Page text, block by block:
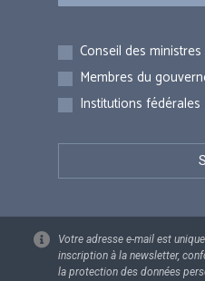
Inscriptions
Conseil des ministres
Membres du
Institutions fédérales
Votre adresse e-mail est
inscription à la newsletter,
la protection des données